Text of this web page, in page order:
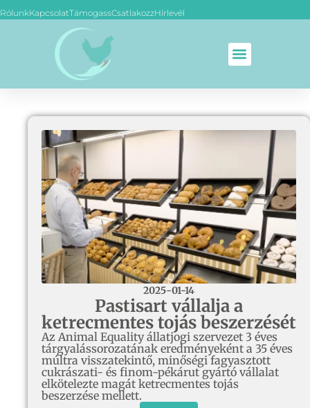
RólunkKapcsolatTámogassCsatlakozzHírlevél
2025-01-14
Pastisart vállalja a
ketrecmentes tojás beszerzését
Az Animal Equality állatjogi szervezet 3 éves
tárgyalássorozatának eredményeként a 35 éves
múltra visszatekintő, minőségi fagyasztott
cukrászati- és finom-pékárut gyártó vállalat
elkötelezte magát ketrecmentes tojás
beszerzése mellett.